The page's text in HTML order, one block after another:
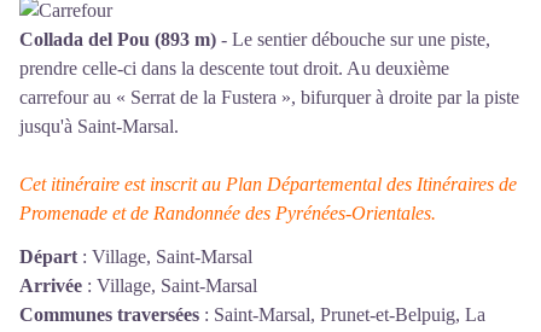
Collada del Pou (893 m) - Le sentier débouche sur une piste,
prendre celle-ci dans la descente tout droit. Au deuxième
carrefour au « Serrat de la Fustera », bifurquer à droite par la piste
jusqu'à Saint-Marsal.
Cet itinéraire est inscrit au Plan Départemental des Itinéraires de
Promenade et de Randonnée des Pyrénées-Orientales.
Départ : Village, Saint-Marsal
Arrivée : Village, Saint-Marsal
Communes traversées : Saint-Marsal, Prunet-et-Belpuig, La